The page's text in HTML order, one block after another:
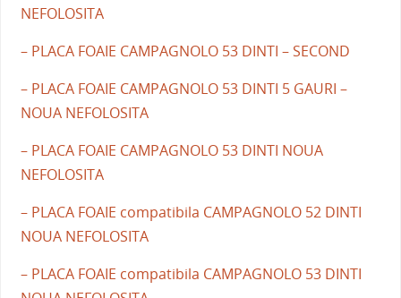
NEFOLOSITA
– PLACA FOAIE CAMPAGNOLO 53 DINTI – SECOND
– PLACA FOAIE CAMPAGNOLO 53 DINTI 5 GAURI –
NOUA NEFOLOSITA
– PLACA FOAIE CAMPAGNOLO 53 DINTI NOUA
NEFOLOSITA
– PLACA FOAIE compatibila CAMPAGNOLO 52 DINTI
NOUA NEFOLOSITA
– PLACA FOAIE compatibila CAMPAGNOLO 53 DINTI